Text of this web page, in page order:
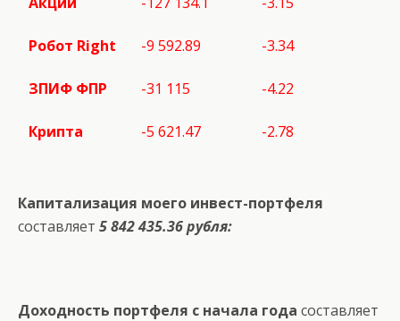
Робот Right -9 592.89 -3.34
ЗПИФ ФПР -31 115 -4.22
Крипта -5 621.47 -2.78
Капитализация моего инвест-портфеля
составляет 5 842 435.36 рубля:
Доходность портфеля с начала года составляет